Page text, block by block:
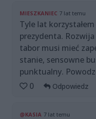
MIESZKANIEC 7 lat temu
Tyle lat
prezydenta.
tabor musi mieć
stanie, sensowne
punktualny.
0
Odpowiedz
@KASIA 7 lat temu